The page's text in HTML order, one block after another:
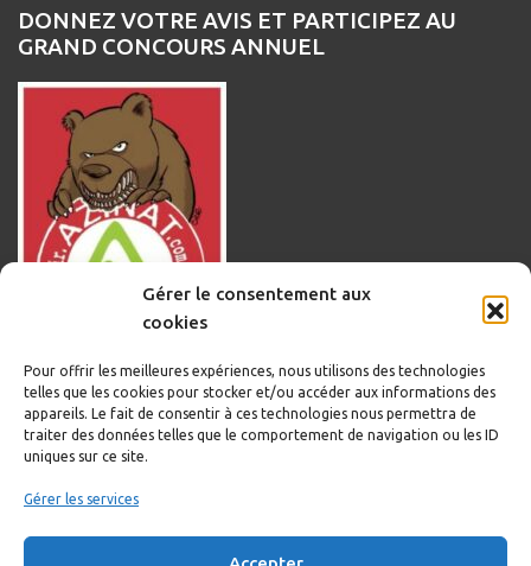
Gérer le consentement aux
cookies
Pour offrir les meilleures expériences, nous utilisons des technologies
telles que les cookies pour stocker et/ou accéder aux informations des
appareils. Le fait de consentir à ces technologies nous permettra de
traiter des données telles que le comportement de navigation ou les ID
uniques sur ce site.
Gérer les services
DONNEZ VOTRE AVIS ET PARTICIPEZ AU
GRAND CONCOURS ANNUEL
Informations légales
Politique de cookies